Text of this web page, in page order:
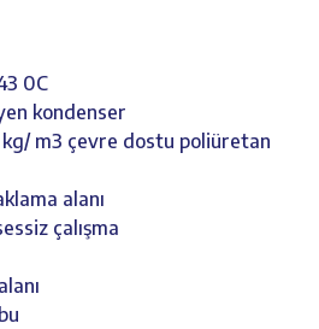
0C
kondenser
kg/ m3 çevre dostu poliüretan
alanı
çalışma